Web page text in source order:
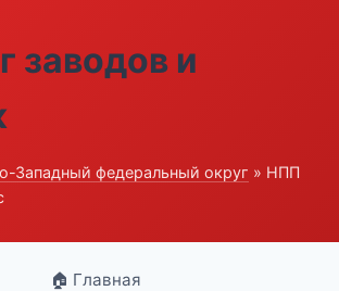
заводов и
Западный федеральный округ » НПП
🏠 Главная